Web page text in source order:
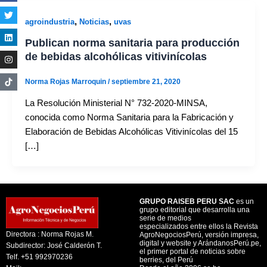
agroindustria, Noticias, uvas
Publican norma sanitaria para producción
de bebidas alcohólicas vitivinícolas
Norma Rojas Marroquin /septiembre 21, 2020
La Resolución Ministerial N° 732-2020-MINSA,
conocida como Norma Sanitaria para la Fabricación y
Elaboración de Bebidas Alcohólicas Vitivinícolas del 15
[…]
Directora : Norma Rojas M.
Subdirector: José Calderón T.
Telf. +51 992970236
GRUPO RAISEB PERU SAC es un
grupo editorial que desarrolla una
serie de medios
especializados entre ellos la Revista
AgroNegociosPerú, versión impresa,
digital y website y ArándanosPerú.pe,
el primer portal de noticias sobre
berries, del Perú